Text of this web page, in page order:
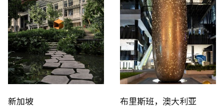
新加坡 布里斯班，澳大利亚